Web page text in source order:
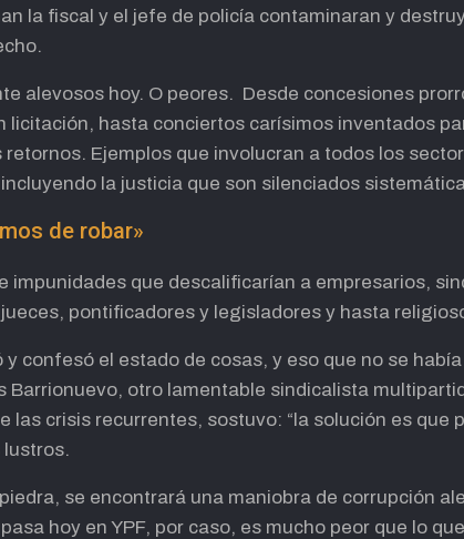
la fiscal y el jefe de policía contaminaran y
alevosos hoy. O peores. Desde concesiones
licitación, hasta conciertos carísimos inventados
Ejemplos que involucran a todos los
la justicia que son silenciados
de robar»
impunidades que descalificarían a empresarios,
pontificadores y legisladores y hasta
confesó el estado de cosas, y eso que no se
Barrionuevo, otro lamentable sindicalista
las crisis recurrentes, sostuvo: “la solución es que
lustros.
se encontrará una maniobra de corrupción
hoy en YPF, por caso, es mucho peor que lo